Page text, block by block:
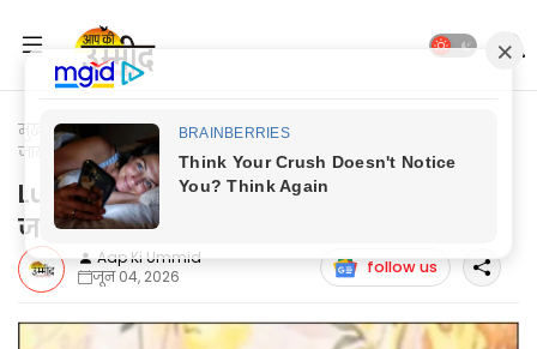
मुख्यपृष्ठ Lucknow News
Lucknow News: युवा सम्पादक शुभम
जायसवाल बनाये गये मण्डल अध्यक्ष
Lucknow News: युवा सम्पादक शुभम
जायसवाल बनाये गये मण्डल अध्यक्ष
Aap Ki Ummid
जून 04, 2026
follow us